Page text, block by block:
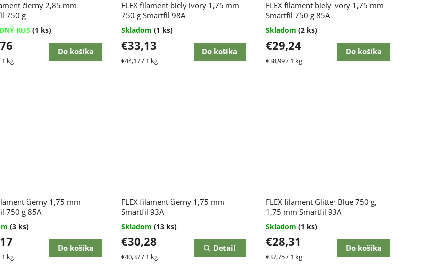
čierny 2,85 mm
750 g
KUS (1 ks)
1 kg
Do košíka
FLEX filament biely ivory 1,75 mm
750 g Smartfil 98A
Skladom (1 ks)
€33,13
Jednotková
€44,17 / 1 kg
Do košíka
FLEX filament biely ivory 1,75 mm
Smartfil 750 g 85A
Skladom (2 ks)
€29,24
Jednotková
€38,99 / 1 kg
Do košíka
čierny 1,75 mm
750 g 85A
(3 ks)
1 kg
Do košíka
FLEX filament čierny 1,75 mm
Smartfil 93A
Skladom (13 ks)
€30,28
Jednotková
€40,37 / 1 kg
Detail
FLEX filament Glitter Blue 750 g,
1,75 mm Smartfil 93A
Skladom (1 ks)
€28,31
Jednotková
€37,75 / 1 kg
Do košíka